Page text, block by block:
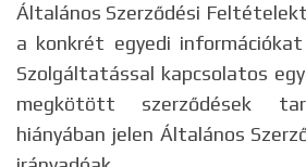
Általános Szerződési
a konkrét egyedi
Szolgáltatással kapcsolatos
megkötött szerződések
hiányában jelen Általános